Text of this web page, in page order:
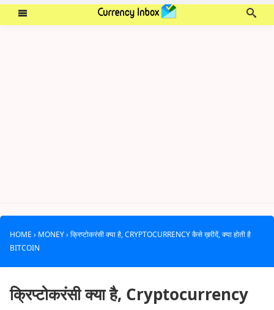
HOME › MONEY› क्रिप्टोकरंसी क्या है, CRYPTOCURRENCY कैसे ख़रीदें, क्या होती है
BITCOIN
क्रिप्टोकरंसी क्या है, Cryptocurrency